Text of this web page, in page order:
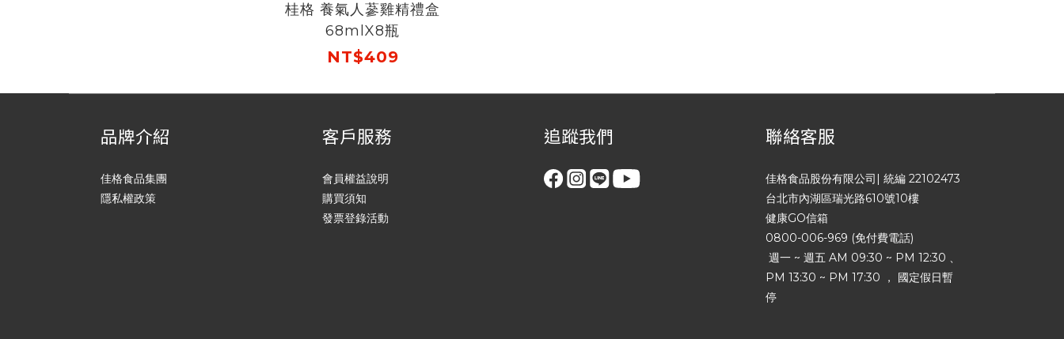
桂格 養氣人蔘雞精禮盒
68mlX8瓶
NT$409
品牌介紹
佳格食品集團
隱私權政策
客戶服務
會員權益說明
購買須知
發票登錄活動
追蹤我們 聯絡客服
佳格食品股份有限公司| 統編 22102473
台北市內湖區瑞光路610號10樓
健康GO信箱
0800-006-969 (免付費電話)
週一 ~ 週五 AM 09:30 ~ PM 12:30 、
PM 13:30 ~ PM 17:30 ， 國定假日暫
停